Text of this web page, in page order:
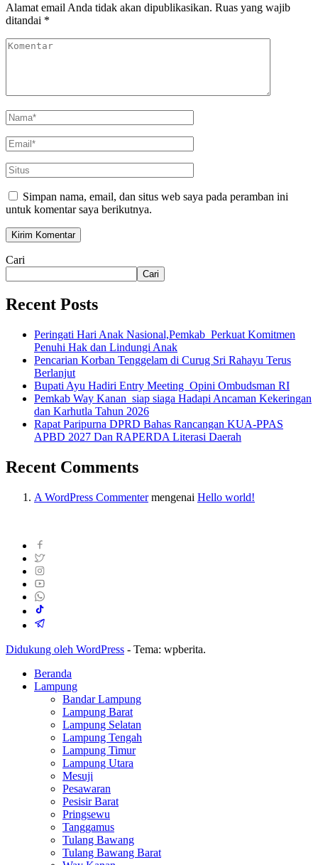
Alamat email Anda tidak akan dipublikasikan. Ruas yang wajib
ditandai *
Simpan nama, email, dan situs web saya pada peramban ini
untuk komentar saya berikutnya.
Cari
Cari
Recent Posts
Peringati Hari Anak Nasional,Pemkab Perkuat Komitmen
Penuhi Hak dan Lindungi Anak
Pencarian Korban Tenggelam di Curug Sri Rahayu Terus
Berlanjut
Bupati Ayu Hadiri Entry Meeting Opini Ombudsman RI
Pemkab Way Kanan siap siaga Hadapi Ancaman Kekeringan
dan Karhutla Tahun 2026
Rapat Paripurna DPRD Bahas Rancangan KUA-PPAS
APBD 2027 Dan RAPERDA Literasi Daerah
Recent Comments
A WordPress Commentermengenai Hello world!
Didukung oleh WordPress - Tema: wpberita.
Beranda
Lampung
Bandar Lampung
Lampung Barat
Lampung Selatan
Lampung Tengah
Lampung Timur
Lampung Utara
Mesuji
Pesawaran
Pesisir Barat
Pringsewu
Tanggamus
Tulang Bawang
Tulang Bawang Barat